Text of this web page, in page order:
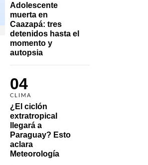
Adolescente
muerta en
Caazapá: tres
detenidos hasta el
momento y
autopsia
04
CLIMA
¿El ciclón
extratropical
llegará a
Paraguay? Esto
aclara
Meteorología